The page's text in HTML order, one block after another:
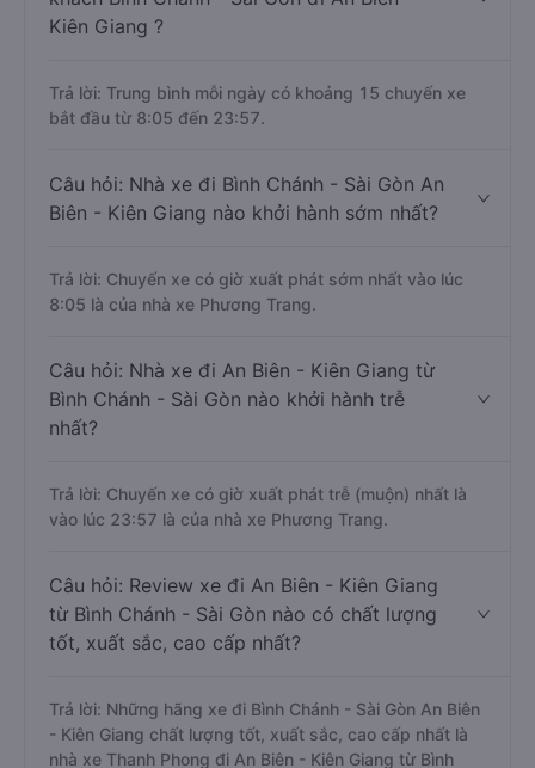
Kiên Giang ?
Trả lời: Trung bình mỗi ngày có khoảng 15 chuyến xe
bắt đầu từ 8:05 đến 23:57.
Câu hỏi: Nhà xe đi Bình Chánh - Sài Gòn An
Biên - Kiên Giang nào khởi hành sớm nhất?
Trả lời: Chuyến xe có giờ xuất phát sớm nhất vào lúc
8:05 là của nhà xe Phương Trang.
Câu hỏi: Nhà xe đi An Biên - Kiên Giang từ
Bình Chánh - Sài Gòn nào khởi hành trễ
nhất?
Trả lời: Chuyến xe có giờ xuất phát trễ (muộn) nhất là
vào lúc 23:57 là của nhà xe Phương Trang.
Câu hỏi: Review xe đi An Biên - Kiên Giang
từ Bình Chánh - Sài Gòn nào có chất lượng
tốt, xuất sắc, cao cấp nhất?
Trả lời: Những hãng xe đi Bình Chánh - Sài Gòn An Biên
- Kiên Giang chất lượng tốt, xuất sắc, cao cấp nhất là
nhà xe Thanh Phong đi An Biên - Kiên Giang từ Bình